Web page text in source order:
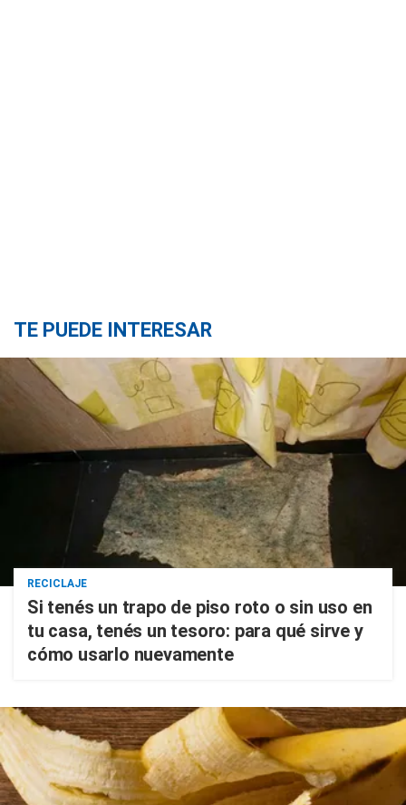
TE PUEDE INTERESAR
RECICLAJE
Si tenés un trapo de piso roto o sin uso en
tu casa, tenés un tesoro: para qué sirve y
cómo usarlo nuevamente